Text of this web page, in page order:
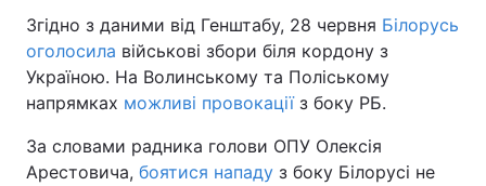
Згідно з даними від Генштабу, 28 червня Білорусь
оголосила військові збори біля кордону з
Україною. На Волинському та Поліському
напрямках можливі провокаціїз боку РБ.
За словами радника голови ОПУ Олексія
Арестовича, боятися нападу з боку Білорусі не